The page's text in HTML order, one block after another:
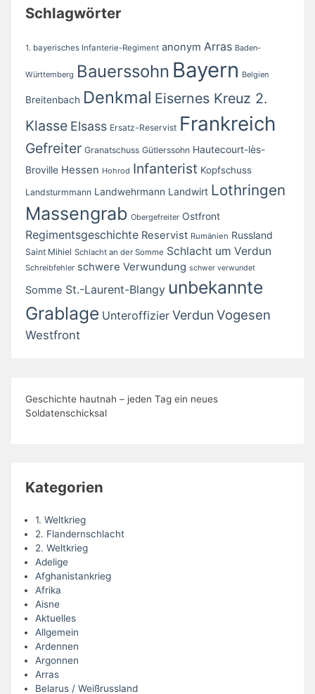
Schlagwörter
1. bayerisches Infanterie-Regiment anonym Arras Baden-
Württemberg Bauerssohn Bayern Belgien
Breitenbach Denkmal Eisernes Kreuz 2.
Klasse Elsass Ersatz-Reservist Frankreich
Gefreiter Granatschuss Gütlerssohn Hautecourt-lès-
Broville Hessen Hohrod Infanterist Kopfschuss
Landsturmmann Landwehrmann Landwirt Lothringen
Massengrab Obergefreiter Ostfront
Regimentsgeschichte Reservist Rumänien Russland
Saint Mihiel Schlacht an der Somme Schlacht um Verdun
Schreibfehler schwere Verwundung schwer verwundet
Somme St.-Laurent-Blangy unbekannte
Grablage Unteroffizier Verdun Vogesen
Westfront
Geschichte hautnah – jeden Tag ein neues
Soldatenschicksal
Kategorien
1. Weltkrieg
2. Flandernschlacht
2. Weltkrieg
Adelige
Afghanistankrieg
Afrika
Aisne
Aktuelles
Allgemein
Ardennen
Argonnen
Arras
Belarus / Weißrussland